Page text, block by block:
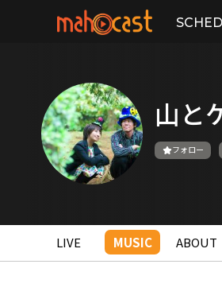
山と
フォロー
LIVE MUSIC ABOUT